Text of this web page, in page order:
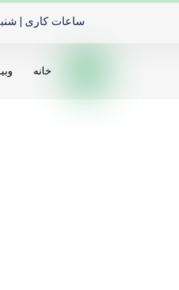
ساعات کاری | شنبه تا
خانه